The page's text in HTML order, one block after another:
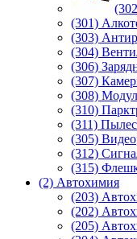
(301)
(303)
(304)
(306)
(307)
(308)
(310)
(311)
(305)
(312)
(315)
(2) Автохимия
(203)
(202)
(205)